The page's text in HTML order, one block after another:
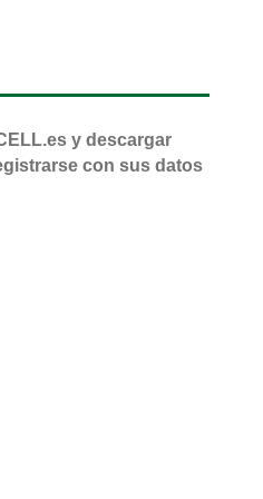
y descargar
con sus datos